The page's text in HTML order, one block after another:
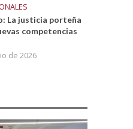
La justicia porteña
competencias
de 2026